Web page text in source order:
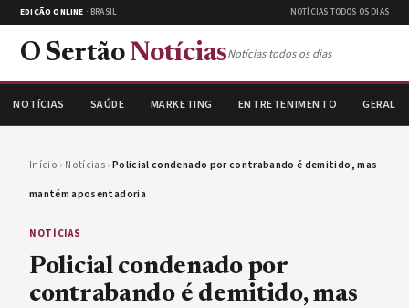
EDIÇÃO ONLINE · BRASIL NOTÍCIAS TODOS OS DIAS
O Sertão NotíciasNotícias todos os dias
NOTÍCIAS SAÚDE MARKETING ENTRETENIMENTO GERAL
Início › Notícias›Policial condenado por contrabando é demitido, mas
mantém aposentadoria
NOTÍCIAS
Policial condenado por
contrabando é demitido, mas